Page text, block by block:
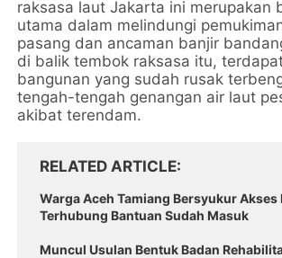
raksasa laut Jakarta ini merupakan
utama dalam melindungi
pasang dan ancaman banjir
di balik tembok raksasa itu,
bangunan yang sudah rusak
tengah-tengah genangan air laut
akibat terendam.
RELATED ARTICLE
Warga Aceh Tamiang Bersyukur Akses
Terhubung Bantuan Sudah Masuk
Muncul Usulan Bentuk Badan